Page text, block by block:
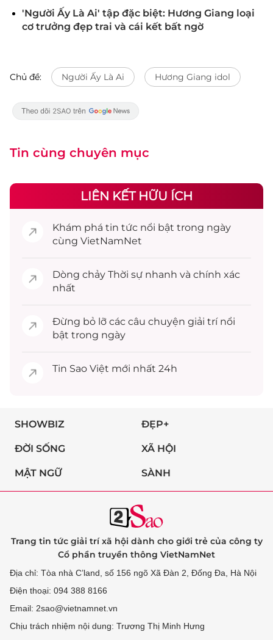
'Người Ấy Là Ai' tập đặc biệt: Hương Giang loại
cơ trưởng đẹp trai và cái kết bất ngờ
Chủ đề: Người Ấy Là Ai Hương Giang idol
Tin cùng chuyên mục
LIÊN KẾT HỮU ÍCH
Khám phá tin tức nổi bật trong ngày
cùng VietNamNet
Dòng chảy Thời sự nhanh và chính xác
nhất
Đừng bỏ lỡ các câu chuyện giải trínổi
bật trong ngày
Tin Sao Việt mới nhất 24h
SHOWBIZ ĐẸP+
ĐỜI SỐNG XÃ HỘI
MẬT NGỮ SÀNH
Trang tin tức giải trí xã hội dành cho giới trẻ của công ty
Cổ phần truyền thông VietNamNet
Địa chỉ: Tòa nhà C’land, số 156 ngõ Xã Đàn 2, Đống Đa, Hà Nội
Điện thoại: 094 388 8166
Email: 2sao@vietnamnet.vn
Chịu trách nhiệm nội dung: Trương Thị Minh Hưng